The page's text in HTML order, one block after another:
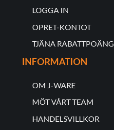
LOGGA IN
OPRET-KONTOT
TJÄNA RABATTPOÄNG
INFORMATION
OM J-WARE
MÖT VÅRT TEAM
HANDELSVILLKOR